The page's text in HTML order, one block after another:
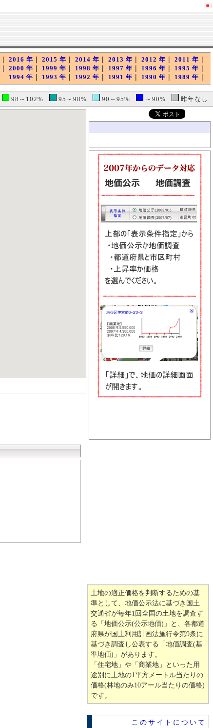
2016 年 2015 年 2014 年 2013 年 2012 年 2011 年
2000 年 1999 年 1998 年 1997 年 1996 年 1995 年
1994 年
1993 年 1992 年 1991 年 1990 年 1989 年
98～102% 95～98% 90～95% ～90% 昨年なし
土地の適正価格を判断するための基
準として、地価公示法に基づき国土
交通省が毎年1回全国の土地を調査す
る「地価公示(公示地価)」と、各都道
府県が国土利用計画法施行令第9条に
基づき調査し公表する「地価調査(基
準地価)」があります。
「住宅地」や「商業地」といった用
途別に土地の1平方メートル当たりの
価格(林地のみ10アール当たりの価格)
です。
このサイトについて